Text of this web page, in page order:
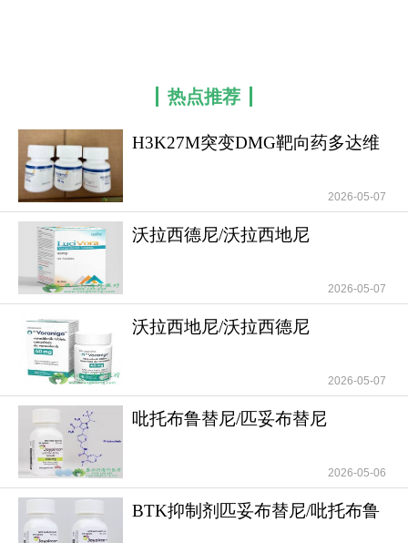
弥漫性中线胶质瘤（DMG），特别是携带
H3K27M突变的亚型，是儿童和青少年最致命的脑肿
瘤之一，被称为“儿童脑癌杀手”：
发病部位：肿瘤长在脑干、丘脑等中枢神经系
统“禁区”，手术切除风险极高，多数患者无法手术
恶性程度：WHO 4级，侵袭性极强，生长迅速
预后极差：传统治疗下中位生存期仅1年，复发
后短至5.1个月
治疗困境：放疗是唯一有效局部控制手段，化
疗效果有限，复发后几乎无计可施
突变机制：H3K27M突变扰乱表观遗传调控，导
致癌细胞不受控生长，被视为“不可成药”靶点
二、药物详细信息：历史性突破的“双重作用”靶
热点推荐
H3K27M突变DMG靶向药多达维
2026-05-07
沃拉西德尼/沃拉西地尼
2026-05-07
沃拉西地尼/沃拉西德尼
2026-05-07
吡托布鲁替尼/匹妥布替尼
2026-05-06
BTK抑制剂匹妥布替尼/吡托布鲁